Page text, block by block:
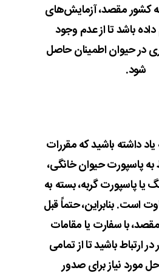
کشور مقصد، آزمایش‌های
باشد تا از عدم وجود
در حیوان اطمینان حاصل
شود.
یاد داشته باشید که مقررات
به پاسپورت حیوان خانگی،
یا پاسپورت گربه، بسته به
است. بنابراین، حتماً قبل
با سفارت یا مقامات
ارتباط باشید تا از تمامی
مورد نیاز برای صدور